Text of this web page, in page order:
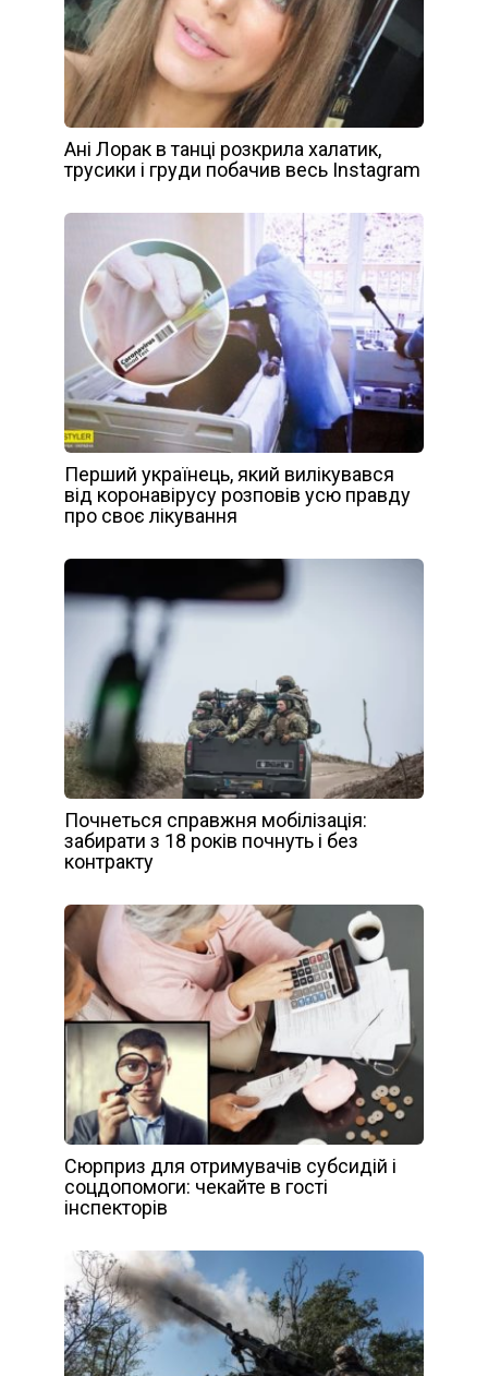
Ані Лорак в танці розкрила халатик,
трусики і груди побачив весь Instagram
Перший українець, який вилікувався
від коронавірусу розповів усю правду
про своє лікування
Почнеться справжня мобілізація:
забирати з 18 років почнуть і без
контракту
Сюрприз для отримувачів субсидій і
соцдопомоги: чекайте в гості
інспекторів